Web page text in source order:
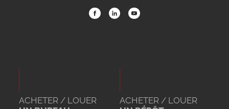
ACHETER / LOUER
ACHETER / LOUER